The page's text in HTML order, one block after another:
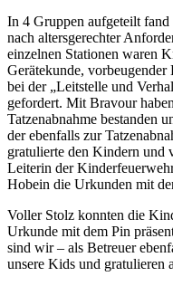
In 4 Gruppen aufgeteilt fand
nach altersgerechter
einzelnen Stationen waren
Gerätekunde,
bei der „Leitstelle und
gefordert. Mit Bravour
Tatzenabnahme bestanden
der ebenfalls zur
gratulierte den Kindern und
Leiterin der
Hobein die Urkunden mit
Voller Stolz konnten die
Urkunde mit dem Pin
sind wir – als Betreuer
unsere Kids und gratulieren